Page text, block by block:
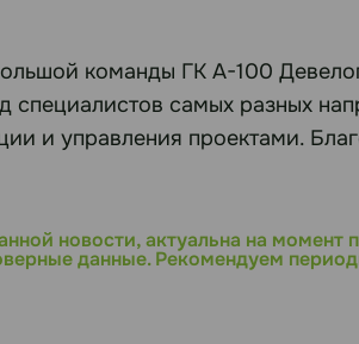
команды ГК А-100
специалистов самых разных
и управления проектами.
новости, актуальна на
данные. Рекомендуем